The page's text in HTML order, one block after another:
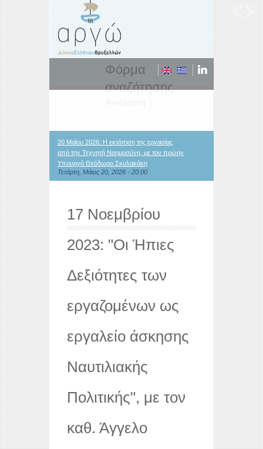
Φόρμα
αναζήτησης
20 Μαΐου 2026: Η εκτόπιση της εργασίας
από την Τεχνητή Νοημοσύνη, με τον πρώην
Υπουργό Θεόδωρο Σκυλακάκη
Τετάρτη, Μάιος 20, 2026 - 20:00
17 Νοεμβρίου
2023: "Οι Ήπιες
Δεξιότητες των
εργαζομένων ως
εργαλείο άσκησης
Ναυτιλιακής
Πολιτικής", με τον
καθ. Άγγελο